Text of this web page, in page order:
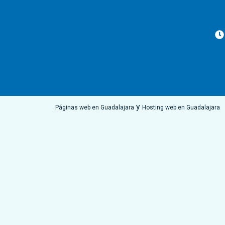
Páginas web en Guadalajara y Hosting web en Guadalajara